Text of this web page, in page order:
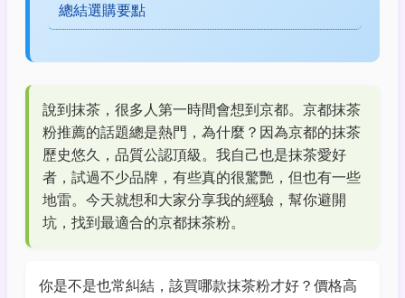
總結選購要點
說到抹茶，很多人第一時間會想到京都。京都抹茶
粉推薦的話題總是熱門，為什麼？因為京都的抹茶
歷史悠久，品質公認頂級。我自己也是抹茶愛好
者，試過不少品牌，有些真的很驚艷，但也有一些
地雷。今天就想和大家分享我的經驗，幫你避開
坑，找到最適合的京都抹茶粉。
你是不是也常糾結，該買哪款抹茶粉才好？價格高